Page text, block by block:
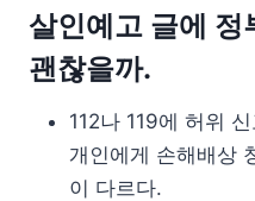
살인예고 글에 정
괜찮을까.
112나 119에 허위
개인에게 손해배상
이 다르다.